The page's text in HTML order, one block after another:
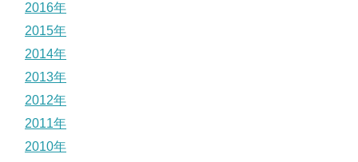
2016年
2015年
2014年
2013年
2012年
2011年
2010年